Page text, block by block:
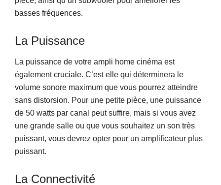
basses fréquences.
La Puissance
La puissance de votre ampli home cinéma est
également cruciale. C’est elle qui déterminera le
volume sonore maximum que vous pourrez atteindre
sans distorsion. Pour une petite pièce, une puissance
de 50 watts par canal peut suffire, mais si vous avez
une grande salle ou que vous souhaitez un son très
puissant, vous devrez opter pour un amplificateur plus
puissant.
La Connectivité